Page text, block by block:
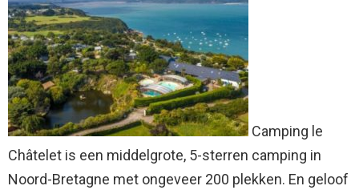
Camping le
Châtelet is een middelgrote, 5-sterren camping in
Noord-Bretagne met ongeveer 200 plekken. En geloof